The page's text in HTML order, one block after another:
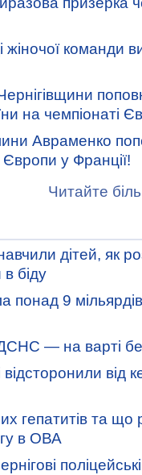
жіночої команди
на чемпіонаті
Авраменко
у Франції!
Читайте
дітей, як
біду
понад 9
ДСНС — на варті
від
гепатитів та що
в ОВА